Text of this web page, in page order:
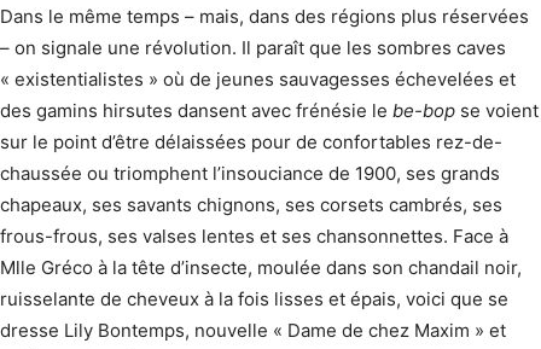
Dans le même temps – mais, dans des régions plus réservées
– on signale une révolution. Il paraît que les sombres caves
« existentialistes » où de jeunes sauvagesses échevelées et
des gamins hirsutes dansent avec frénésie le be-bop se voient
sur le point d’être délaissées pour de confortables rez-de-
chaussée ou triomphent l’insouciance de 1900, ses grands
chapeaux, ses savants chignons, ses corsets cambrés, ses
frous-frous, ses valses lentes et ses chansonnettes. Face à
Mlle Gréco à la tête d’insecte, moulée dans son chandail noir,
ruisselante de cheveux à la fois lisses et épais, voici que se
dresse Lily Bontemps, nouvelle « Dame de chez Maxim » et